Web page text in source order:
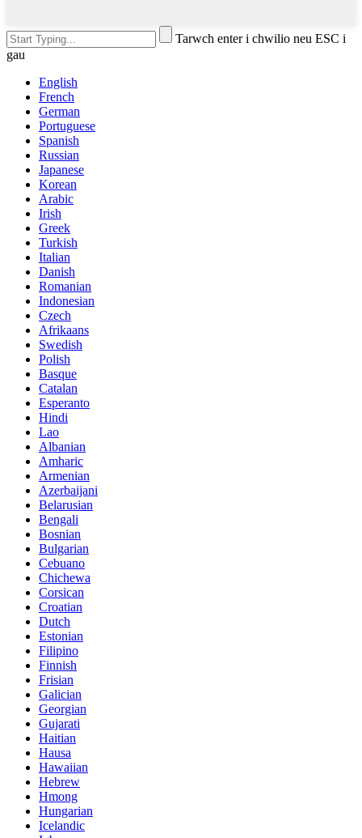
Tarwch enter i chwilio neu ESC i
gau
English
French
German
Portuguese
Spanish
Russian
Japanese
Korean
Arabic
Irish
Greek
Turkish
Italian
Danish
Romanian
Indonesian
Czech
Afrikaans
Swedish
Polish
Basque
Catalan
Esperanto
Hindi
Lao
Albanian
Amharic
Armenian
Azerbaijani
Belarusian
Bengali
Bosnian
Bulgarian
Cebuano
Chichewa
Corsican
Croatian
Dutch
Estonian
Filipino
Finnish
Frisian
Galician
Georgian
Gujarati
Haitian
Hausa
Hawaiian
Hebrew
Hmong
Hungarian
Icelandic